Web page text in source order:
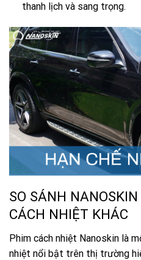
thanh lịch và sang trọng.
SO SÁNH
CÁCH NHIỆT KHÁC
Phim cách nhiệt Nanoskin là
nhiệt nổi bật trên thị trường